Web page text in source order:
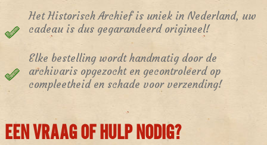
Het Historisch Archief is uniek in Nederland, uw
cadeau is dus gegarandeerd origineel!
Elke bestelling wordt handmatig door de
archivaris opgezocht en gecontroleerd op
compleetheid en schade voor verzending!
EEN VRAAG OF HULP NODIG?